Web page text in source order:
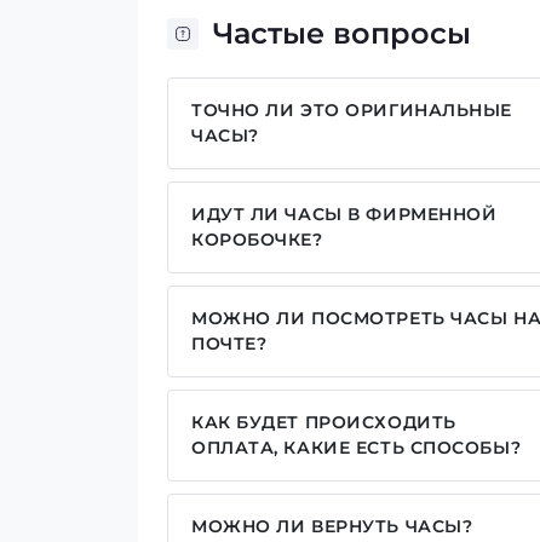
Частые вопросы
ТОЧНО ЛИ ЭТО ОРИГИНАЛЬНЫЕ
ЧАСЫ?
Да, все часы у нас только
ИДУТ ЛИ ЧАСЫ В ФИРМЕННОЙ
КОРОБОЧКЕ?
Для часов бренда Casio, Pagani
брендовой надписью. Для бренда
камуфляжную (в зависимости от
упаковку дополнительно для каждой
рекомендуем посмотреть на наши
МОЖНО ЛИ ПОСМОТРЕТЬ ЧАСЫ НА
ПОЧТЕ?
Да у нас разрешен осмотр часов на
КАК БУДЕТ ПРОИСХОДИТЬ
ОПЛАТА, КАКИЕ ЕСТЬ СПОСОБЫ?
У нас достаточно широкий выбор
реквизитам IBAN, оплата частями от
МОЖНО ЛИ ВЕРНУТЬ ЧАСЫ?